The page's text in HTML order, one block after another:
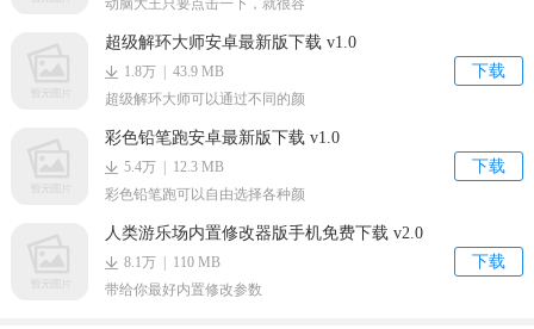
超级解环大师安卓最新版下载 v1.0
下载
1.8万 | 43.9 MB
超级解环大师可以通过不同的颜
彩色铅笔跑安卓最新版下载 v1.0
下载
5.4万 | 12.3 MB
彩色铅笔跑可以自由选择各种颜
人类游乐场内置修改器版手机免费下载 v2.0
下载
8.1万 | 110 MB
带给你最好内置修改参数